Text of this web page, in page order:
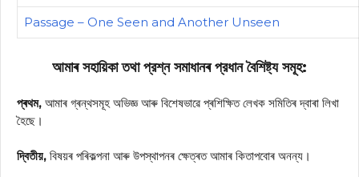
Passage – One Seen and Another Unseen
আমাৰ সহায়িকা তথা প্রশ্ন সমাধানৰ প্রধান বৈশিষ্ট্য সমূহ:
প্ৰথম, আমাৰ গ্ৰন্থসমূহ অভিজ্ঞ আৰু বিশেষভাৱে প্ৰশিক্ষিত লেখক সমিতিৰ দ্বাৰা লিখা
হৈছে।
দ্বিতীয়, বিষয়ৰ পৰিকল্পনা আৰু উপস্থাপনৰ ক্ষেত্ৰত আমাৰ কিতাপবোৰ অনন্য।